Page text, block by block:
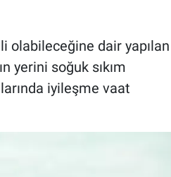
olabileceğine dair yapılan
yerini soğuk sıkım
iyileşme vaat